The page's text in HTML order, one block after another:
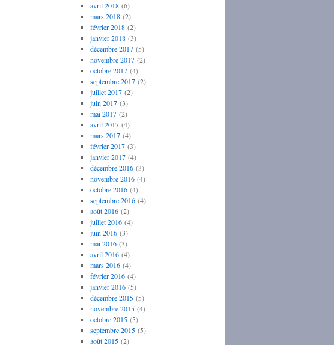
avril 2018(6)
mars 2018(2)
février 2018(2)
janvier 2018(3)
décembre 2017(5)
novembre 2017(2)
octobre 2017(4)
septembre 2017(2)
juillet 2017(2)
juin 2017(3)
mai 2017(2)
avril 2017(4)
mars 2017(4)
février 2017(3)
janvier 2017(4)
décembre 2016(3)
novembre 2016(4)
octobre 2016(4)
septembre 2016(4)
août 2016(2)
juillet 2016(4)
juin 2016(3)
mai 2016(3)
avril 2016(4)
mars 2016(4)
février 2016(4)
janvier 2016(5)
décembre 2015(5)
novembre 2015(4)
octobre 2015(5)
septembre 2015(5)
août 2015(2)